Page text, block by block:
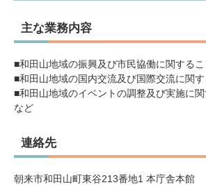
主な業務内容
■和田山地域の振興及び市民協働に関するこ
■和田山地域の国内交流及び国際交流に関す
■和田山地域のイベントの調整及び実施に関
など
連絡先
朝来市和田山町東谷213番地1 本庁舎本館